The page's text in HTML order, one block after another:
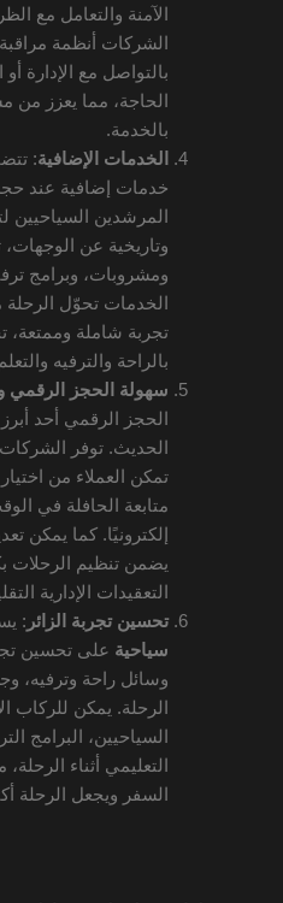
الآمنة والتعامل مع
الشركات أنظمة
بالتواصل مع الإدارة
الحاجة، مما يعزز من
بالخدمة.
الخدمات الإضافية:
خدمات إضافية عند
المرشدين السياحيين
وتاريخية عن
ومشروبات، وبرامج
الخدمات تحوّل
تجربة شاملة وممتعة،
بالراحة والترفيه
سهولة الحجز الرقمي
الحجز الرقمي أحد
الحديث. توفر الشركات
تمكن العملاء من
متابعة الحافلة في
إلكترونيًا. كما يمكن
يضمن تنظيم الرحلات
التعقيدات الإدارية
تحسين تجربة الزائر :
سياحية على تحسين
وسائل راحة وترفيه،
الرحلة. يمكن للركاب
السياحيين، البرامج
التعليمي أثناء
السفر ويجعل الرحلة